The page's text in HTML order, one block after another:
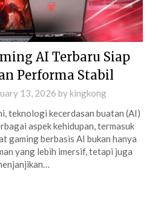
AI Terbaru Siap
Performa Stabil
13, 2026 bykingkong
teknologi kecerdasan buatan (AI)
aspek kehidupan, termasuk
gaming berbasis AI bukan hanya
yang lebih imersif, tetapi juga